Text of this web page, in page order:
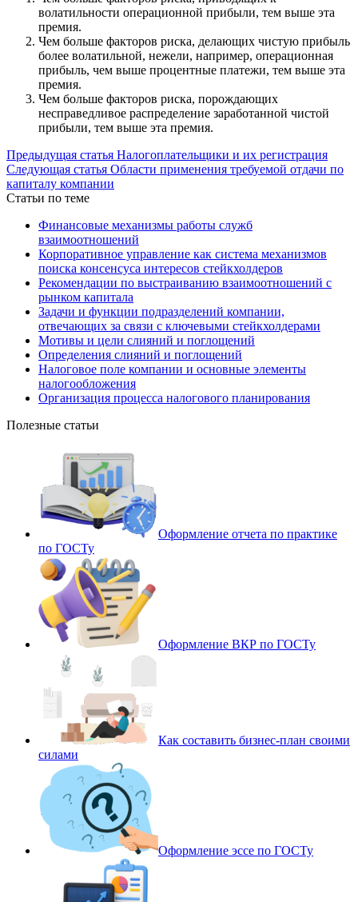
волатильности операционной прибыли, тем выше эта
премия.
Чем больше факторов риска, делающих чистую прибыль
более волатильной, нежели, например, операционная
прибыль, чем выше процентные платежи, тем выше эта
премия.
Чем больше факторов риска, порождающих
несправедливое распределение заработанной чистой
прибыли, тем выше эта премия.
Предыдущая статья Налогоплательщики и их регистрация
Следующая статья Области применения требуемой отдачи по
капиталу компании
Статьи по теме
Финансовые механизмы работы служб
взаимоотношений
Корпоративное управление как система механизмов
поиска консенсуса интересов стейкхолдеров
Рекомендации по выстраиванию взаимоотношений с
рынком капитала
Задачи и функции подразделений компании,
отвечающих за связи с ключевыми стейкхолдерами
Мотивы и цели слияний и поглощений
Определения слияний и поглощений
Налоговое поле компании и основные элементы
налогообложения
Организация процесса налогового планирования
Полезные статьи
Оформление отчета по практике
по ГОСТу
Оформление ВКР по ГОСТу
Как составить бизнес-план своими
силами
Оформление эссе по ГОСТу